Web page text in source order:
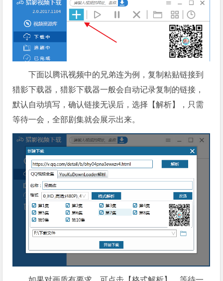
下面以腾讯视频中的兄弟连为例，复制粘贴链接到
猎影下载器，猎影下载器一般会自动记录复制的链接，
默认自动填写，确认链接无误后，选择【解析】，只需
等待一会，全部剧集就会展示出来。